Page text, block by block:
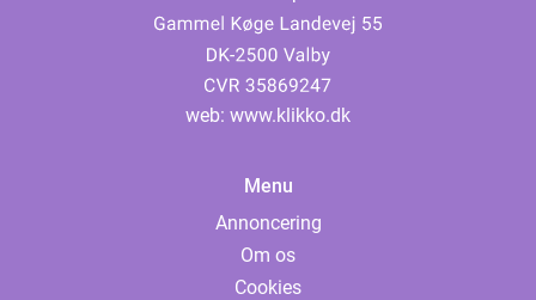
web: www.klikko.dk
Menu
Annoncering
Om os
Cookies